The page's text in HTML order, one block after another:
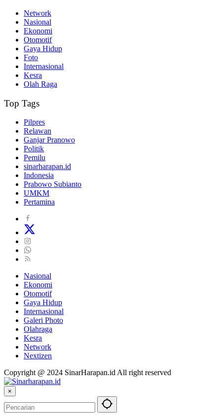
Network
Nasional
Ekonomi
Otomotif
Gaya Hidup
Foto
Internasional
Kesra
Olah Raga
Top Tags
Pilpres
Relawan
Ganjar Pranowo
Politik
Pemilu
sinarharapan.id
Indonesia
Prabowo Subianto
UMKM
Pertamina
Nasional
Ekonomi
Otomotif
Gaya Hidup
Internasional
Galeri Photo
Olahraga
Kesra
Network
Nextizen
Copyright @ 2024 SinarHarapan.id All right reserved
×